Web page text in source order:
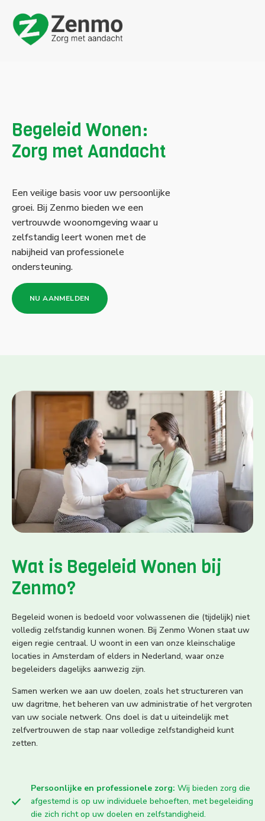
Begeleid Wonen
Begeleid Wonen:
Zorg met Aandacht
Een veilige basis voor uw persoonlijke
groei. Bij Zenmo bieden we een
vertrouwde woonomgeving waar u
zelfstandig leert wonen met de
nabijheid van professionele
ondersteuning.
NU AANMELDEN
Wat is Begeleid Wonen bij
Zenmo?
Begeleid wonen is bedoeld voor volwassenen die (tijdelijk) niet
volledig zelfstandig kunnen wonen. Bij Zenmo Wonen staat uw
eigen regie centraal. U woont in een van onze kleinschalige
locaties in Amsterdam of elders in Nederland, waar onze
begeleiders dagelijks aanwezig zijn.
Samen werken we aan uw doelen, zoals het structureren van
uw dagritme, het beheren van uw administratie of het vergroten
van uw sociale netwerk. Ons doel is dat u uiteindelijk met
zelfvertrouwen de stap naar volledige zelfstandigheid kunt
zetten.
Persoonlijke en professionele zorg: Wij bieden zorg die
afgestemd is op uw individuele behoeften, met begeleiding
die zich richt op uw doelen en zelfstandigheid.